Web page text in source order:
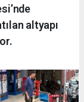
altyapı